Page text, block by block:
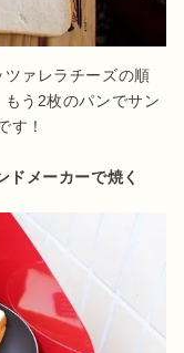
ァレラチーズの順
う2枚のパンでサン
す！
ドメーカーで焼く